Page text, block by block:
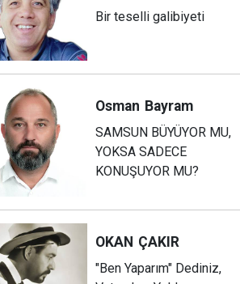
Bir teselli galibiyeti
Osman Bayram
SAMSUN BÜYÜYOR MU,
YOKSA SADECE
KONUŞUYOR MU?
OKAN ÇAKIR
"Ben Yaparım" Dediniz,